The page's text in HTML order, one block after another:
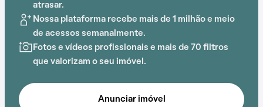
atrasar.
Nossa plataforma recebe mais de 1 milhão e meio
de acessos semanalmente.
Fotos e vídeos profissionais e mais de 70 filtros
que valorizam o seu imóvel.
Anunciar imóvel